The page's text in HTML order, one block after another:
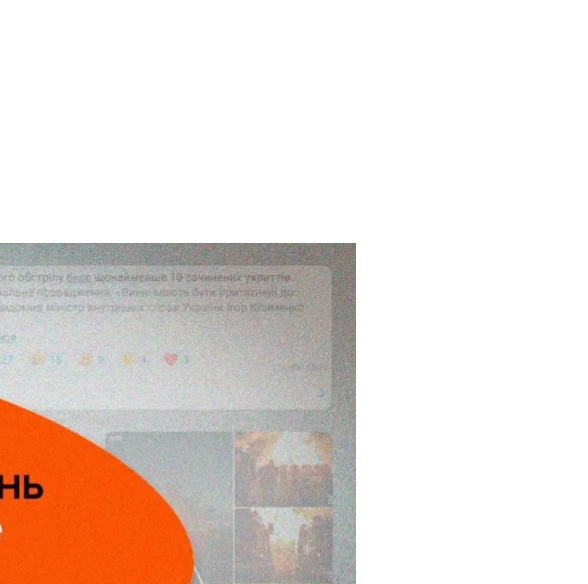
назначило исполняющего
в Днепре: есть пострадавшие. Собрали
к участию в Олимпийских играх
с чемпионата мира по фехтованию.
Харлан. Министр иностранных дел
в соревнованиях, в том числе на Олимпиаде.